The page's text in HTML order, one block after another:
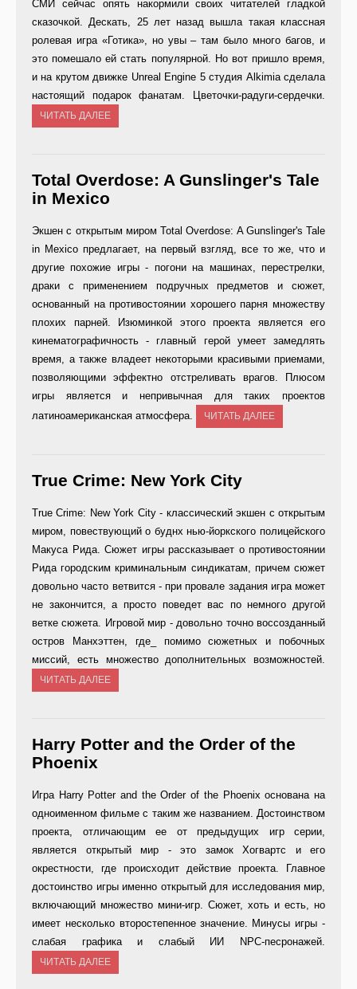
СМИ сейчас опять накормили своих читателей гладкой
сказочкой. Дескать, 25 лет назад вышла такая классная
ролевая игра «Готика», но увы – там было много багов, и
это помешало ей стать популярной. Но вот пришло время,
и на крутом движке Unreal Engine 5 студия Alkimia сделала
настоящий подарок фанатам. Цветочки-радуги-сердечки.
ЧИТАТЬ ДАЛЕЕ
Total Overdose: A Gunslinger's Tale
in Mexico
Экшен с открытым миром Total Overdose: A Gunslinger's Tale
in Mexico предлагает, на первый взгляд, все то же, что и
другие похожие игры - погони на машинах, перестрелки,
драки с применением подручных предметов и сюжет,
основанный на противостоянии хорошего парня множеству
плохих парней. Изюминкой этого проекта является его
кинематографичность - главный герой умеет замедлять
время, а также владеет некоторыми красивыми приемами,
позволяющими эффектно отстреливать врагов. Плюсом
игры является и непривычная для таких проектов
латиноамериканская атмосфера.
ЧИТАТЬ ДАЛЕЕ
True Crime: New York City
True Crime: New York City - классический экшен с открытым
миром, повествующий о буднх нью-йоркского полицейского
Макуса Рида. Сюжет игры рассказывает о противостоянии
Рида городским криминальным синдикатам, причем сюжет
довольно часто ветвится - при провале задания игра может
не закончится, а просто поведет вас по немного другой
ветке сюжета. Игровой мир - довольно точно воссозданный
остров Манхэттен, где_ помимо сюжетных и побочных
миссий, есть множество дополнительных возможностей.
ЧИТАТЬ ДАЛЕЕ
Harry Potter and the Order of the
Phoenix
Игра Harry Potter and the Order of the Phoenix основана на
одноименном фильме с таким же названием. Достоинством
проекта, отличающим ее от предыдущих игр серии,
является открытый мир - это замок Хогвартс и его
окрестности, где происходит действие проекта. Главное
достоинство игры именно открытый для исследования мир,
включающий множество мини-игр. Сюжет, хоть и есть, но
имеет несколько второстепенное значение. Минусы игры -
слабая графика и слабый ИИ NPC-песронажей.
ЧИТАТЬ ДАЛЕЕ